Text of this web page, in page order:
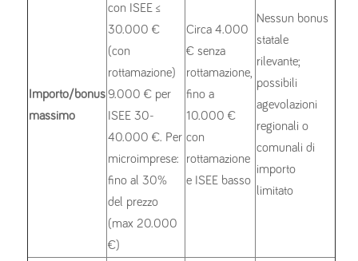
Importo/bonus
massimo
con ISEE ≤
30.000 €
(con
rottamazione)
9.000 € per
ISEE 30-
40.000 €. Per
microimprese:
fino al 30%
del prezzo
(max 20.000
€)
Circa 4.000
€ senza
rottamazione,
fino a
10.000 €
con
rottamazione
e ISEE basso
Nessun bonus
statale
rilevante;
possibili
agevolazioni
regionali o
comunali di
importo
limitato